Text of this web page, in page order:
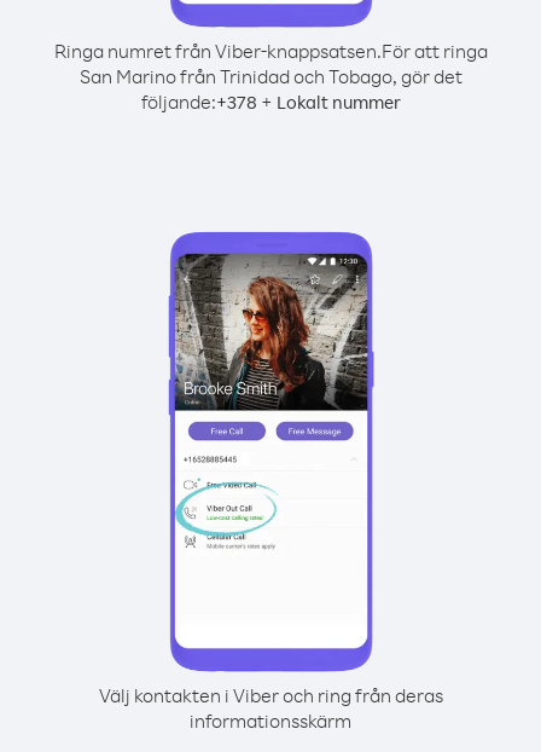
Ringa numret från Viber-knappsatsen.För att ringa
San Marino från Trinidad och Tobago, gör det
följande:+378 + Lokalt nummer
Välj kontakten i Viber och ring från deras
informationsskärm